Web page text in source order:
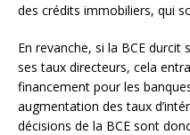
des crédits immobiliers, qui
En revanche, si la BCE
ses taux directeurs, cela
financement pour les
augmentation des taux
décisions de la BCE sont